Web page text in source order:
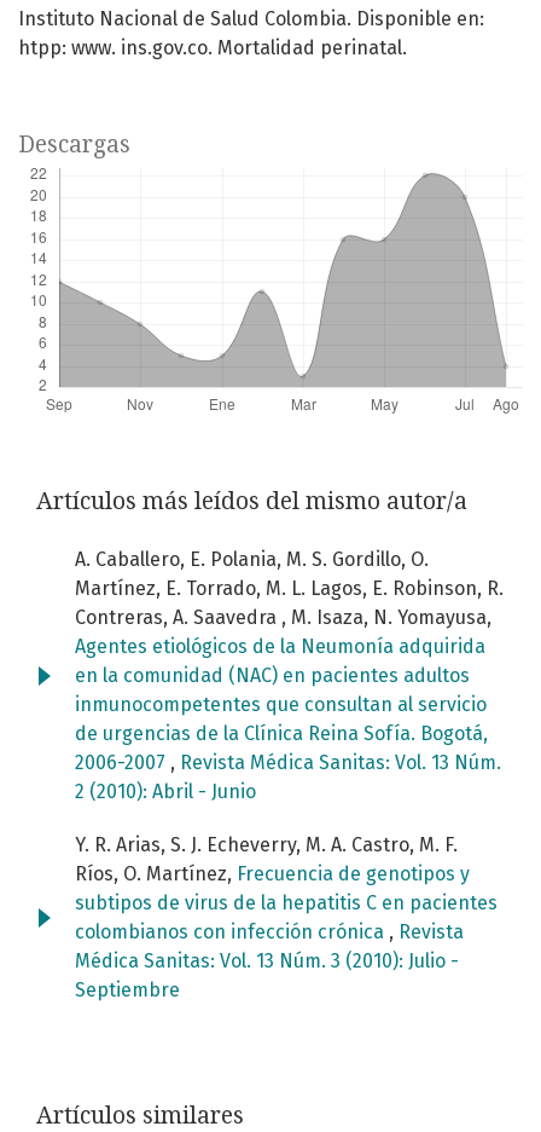
Instituto Nacional de Salud Colombia. Disponible en:
htpp: www. ins.gov.co. Mortalidad perinatal.
Descargas
Artículos más leídos del mismo autor/a
A. Caballero, E. Polania, M. S. Gordillo, O.
Martínez, E. Torrado, M. L. Lagos, E. Robinson, R.
Contreras, A. Saavedra , M. Isaza, N. Yomayusa,
Agentes etiológicos de la Neumonía adquirida
en la comunidad (NAC) en pacientes adultos
inmunocompetentes que consultan al servicio
de urgencias de la Clínica Reina Sofía. Bogotá,
2006-2007 , Revista Médica Sanitas: Vol. 13 Núm.
2 (2010): Abril - Junio
Y. R. Arias, S. J. Echeverry, M. A. Castro, M. F.
Ríos, O. Martínez, Frecuencia de genotipos y
subtipos de virus de la hepatitis C en pacientes
colombianos con infección crónica , Revista
Médica Sanitas: Vol. 13 Núm. 3 (2010): Julio -
Septiembre
Artículos similares